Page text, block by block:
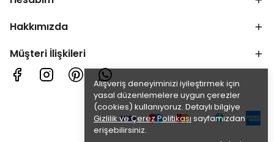
Alışveriş deneyiminizi iyileştirmek için
yasal düzenlemelere uygun çerezler
(cookies) kullanıyoruz. Detaylı bilgiye
Gizlilik ve Çerez Politikası sayfamızdan
erişebilirsiniz.
Hakkımızda
Müşteri İlişkileri